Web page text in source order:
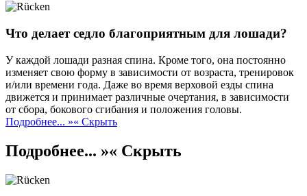
Что делает седло благоприятным для лошади?
У каждой лошади разная спина. Кроме того, она постоянно
изменяет свою форму в зависимости от возраста, тренировок
и/или времени года. Даже во время верховой езды спина
движется и принимает различные очертания, в зависимости
от сбора, бокового сгибания и положения головы.
Подробнее... »« Скрыть
Подробнее... »« Скрыть